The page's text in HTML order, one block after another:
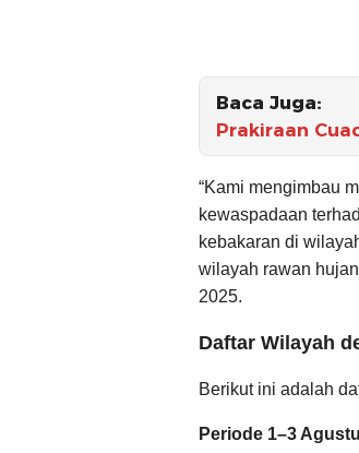
Baca Juga:
Prakiraan
“Kami mengimbau
kewaspadaan
kebakaran di
wilayah rawan
2025.
Daftar Wilayah
Berikut ini adalah
Periode 1–3